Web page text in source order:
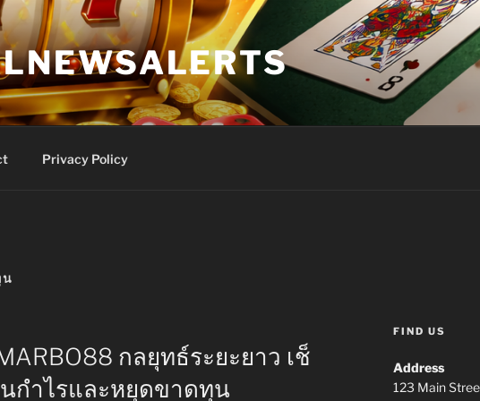
Privacy Policy
กลยุทธ์ระยะยาว เช็
กำไรและหยุดขาดทุน
FIND US
Address
123 Main